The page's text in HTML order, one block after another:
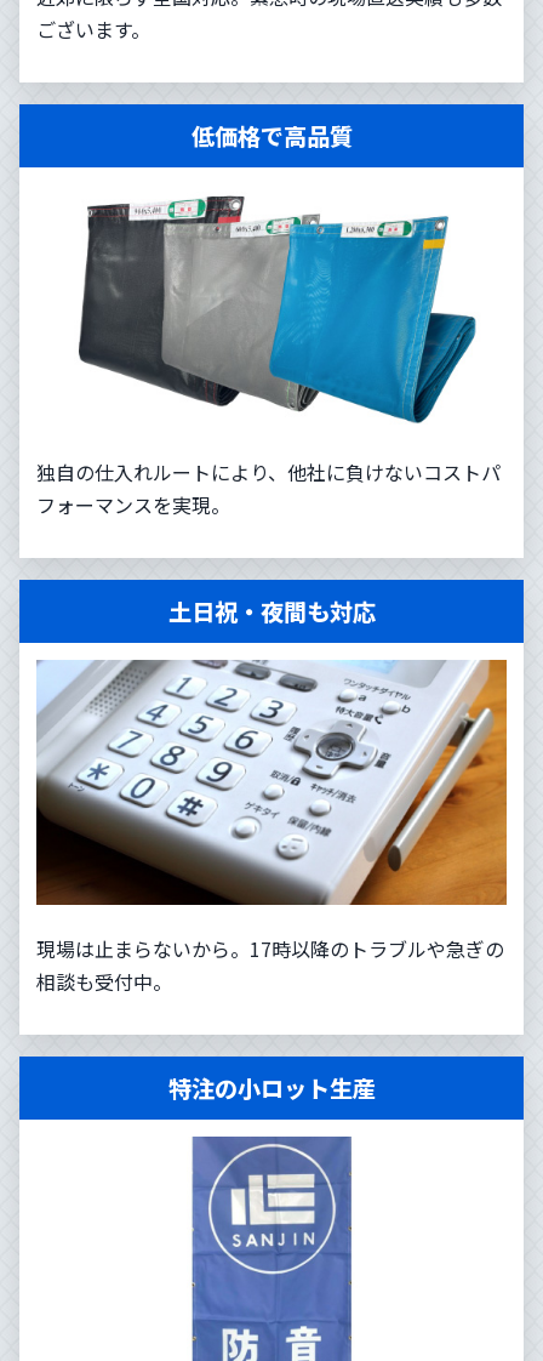
ございます。
低価格で高品質
独自の仕入れルートにより、他社に負けないコストパ
フォーマンスを実現。
土日祝・夜間も対応
現場は止まらないから。17時以降のトラブルや急ぎの
相談も受付中。
特注の小ロット生産